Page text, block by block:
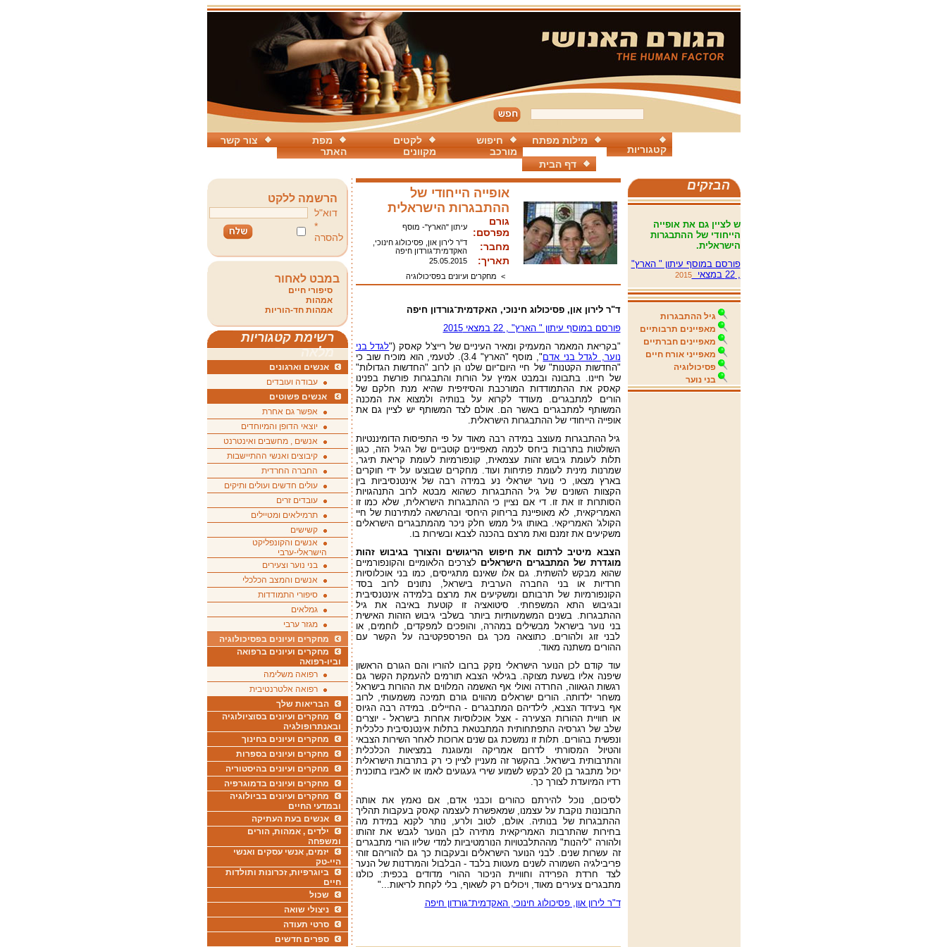
צור קשר
מפת
האתר
לקטים
מקוונים
חיפוש
מורכב
מילות מפתח
קטגוריות
דף הבית
הבזקים
ש לציין גם את אופייה
הייחודי של ההתבגרות
הישראלית.
פורסם במוסף עיתון " הארץ"
, 22 במצאי
2015
גיל ההתבגרות
מאפיינים תרבותיים
מאפיינים חברתיים
מאפייני אורח חיים
פסיכולוגיה
בני נוער
אופייה הייחודי של
ההתבגרות הישראלית
גורם
מפרסם:
עיתון "הארץ"- מוסף
מחבר:
ד"ר לירון און, פסיכולוג חינוכי,
האקדמית־גורדון חיפה
תאריך:
25.05.2015
> מחקרים ועיונים בפסיכולוגיה
ד"ר לירון און, פסיכולוג חינוכי, האקדמית־גורדון חיפה
פורסם במוסף עיתון " הארץ" , 22 במצאי 2015
"בקריאת המאמר המעמיק ומאיר העיניים של רייצ'ל קאסק ("לגדל בני
נוער, לגדל בני אדם
", מוסף "הארץ" 3.4). לטעמי, הוא מוכיח שוב כי
"החדשות הקטנות" של חיי היום־יום שלנו הן לרוב "החדשות הגדולות"
של חיינו. בתבונה ובמבט אמיץ על הורות והתבגרות פורשת בפנינו
קאסק את ההתמודדות המורכבת והסיזיפית שהיא מנת חלקם של
הורים למתבגרים. מעודד לקרוא על בנותיה ולמצוא את המכנה
המשותף למתבגרים באשר הם. אולם לצד המשותף יש לציין גם את
אופייה הייחודי של ההתבגרות הישראלית.
גיל ההתבגרות מעוצב במידה רבה מאוד על פי התפיסות הדומיננטיות
השולטות בתרבות ביחס לכמה מאפיינים קוטביים של הגיל הזה, כגון
תלות לעומת גיבוש זהות עצמאית, קונפורמיות לעומת קריאת תיגר,
שמרנות מינית לעומת פתיחות ועוד. מחקרים שבוצעו על ידי חוקרים
בארץ מצאו, כי נוער ישראלי נע במידה רבה של אינטנסיביות בין
הקצוות השונים של גיל ההתבגרות כשהוא מבטא לרוב התנהגויות
הסותרות זו את זו. די אם נציין כי ההתבגרות הישראלית, שלא כמו זו
האמריקאית, לא מאופיינת בריחוק היחסי ובהרשאה למתירנות של חיי
הקולג' האמריקאי. באותו גיל ממש חלק ניכר מהמתבגרים הישראלים
משקיעים את זמנם ואת מרצם בהכנה לצבא ובשירות בו.
הצבא מיטיב לרתום את חיפוש הריגושים והצורך בגיבוש זהות
מוגדרת של המתבגרים הישראלים לצרכים הלאומיים והקונפורמיים
שהוא מבקש להשתית. גם אלו שאינם מתגייסים, כמו בני אוכלוסיות
חרדיות או בני החברה הערבית בישראל, נתונים לרוב בסד
הקונפורמיות של תרבותם ומשקיעים את מרצם בלמידה אינטנסיבית
ובגיבוש התא המשפחתי. סיטואציה זו קוטעת באיבה את גיל
ההתבגרות. בשנים המשמעותיות ביותר בשלבי גיבוש הזהות האישית
בני נוער בישראל מבשילים במהרה, והופכים למפקדים, לוחמים, או
לבני זוג ולהורים. כתוצאה מכך גם הפרספקטיבה על הקשר עם
ההורים משתנה מאוד.
עוד קודם לכן הנוער הישראלי נזקק ברובו להוריו והם הגורם הראשון
שיפנה אליו בשעת מצוקה. בגילאי הצבא תורמים להעמקת הקשר גם
רגשות הגאווה, החרדה ואולי אף האשמה המלווים את ההורות בישראל
משחר ילדותה. הורים ישראלים מהווים גורם תמיכה משמעותי, לרוב
אף בעידוד הצבא, לילדיהם המתבגרים - החיילים. במידה רבה הגיוס
או חוויית ההורות הצעירה - אצל אוכלוסיות אחרות בישראל - יוצרים
שלב של רגרסיה התפתחותית המתבטאת בתלות אינטנסיבית כלכלית
ונפשית בהורים. תלות זו נמשכת גם שנים ארוכות לאחר השירות הצבאי
והטיול המסורתי לדרום אמריקה ומעוגנת במציאות הכלכלית
והתרבותית בישראל. בהקשר זה מעניין לציין כי רק בתרבות הישראלית
יכול מתבגר בן 20 לבקש לשמוע שירי געגועים לאמו או לאביו בתוכנית
רדיו המיועדת לצורך כך.
לסיכום, נוכל להירתם כהורים וכבני אדם, אם נאמץ את אותה
התבוננות נוקבת על עצמנו, שמאפשרת לעצמה קאסק בעקבות תהליך
ההתבגרות של בנותיה. אולם, לטוב ולרע, נותר לקנא במידת מה
בחירות שהתרבות האמריקאית מתירה לבן הנוער לגבש את זהותו
ולהורה "ליהנות" מההתלבטויות הנורמטיביות למדי שליוו הורי מתבגרים
זה עשרות שנים. לבני הנוער הישראלים ובעקבות כך גם להוריהם זוהי
פריבילגיה השמורה לשנים מעטות בלבד - הבלבול והמרדנות של הנער
לצד חרדת הפרידה וחוויית הניכור ההורי מדודים בכפית: כולנו
מתבגרים צעירים מאוד, ויכולים רק לשאוף, בלי לקחת לריאות..."
ד"ר לירון און, פסיכולוג חינוכי, האקדמית־גורדון חיפה
הרשמה ללקט
דוא"ל
*
להסרה
במבט לאחור
סיפורי חיים
אמהות
אמהות חד-הוריות
רשימת קטגוריות
מלאה
אנשים וארגונים
עבודה ועובדים
אנשים פשוטים
אפשר גם אחרת
יוצאי הדופן והמיוחדים
אנשים , מחשבים ואינטרנט
קיבוצים ואנשי ההתיישבות
החברה החרדית
עולים חדשים ועולים ותיקים
עובדים זרים
תרמילאים ומטיילים
קשישים
אנשים והקונפליקט
הישראלי-ערבי
בני נוער וצעירים
אנשים והמצב הכלכלי
סיפורי התמודדות
גמלאים
מגזר ערבי
מחקרים ועיונים בפסיכולוגיה
מחקרים ועיונים ברפואה
וביו-רפואה
רפואה משלימה
רפואה אלטרנטיבית
הבריאות שלך
מחקרים ועיונים בסוציולוגיה
ובאנתרופולגיה
מחקרים ועיונים בחינוך
מחקרים ועיונים בספרות
מחקרים ועיונים בהיסטוריה
מחקרים ועיונים בדמוגרפיה
מחקרים ועיונים בביולוגיה
ובמדעי החיים
אנשים בעת העתיקה
ילדים , אמהות, הורים
ומשפחה
יזמים, אנשי עסקים ואנשי
היי-טק
ביוגרפיות, זכרונות ותולדות
חיים
שכול
ניצולי שואה
סרטי תעודה
ספרים חדשים